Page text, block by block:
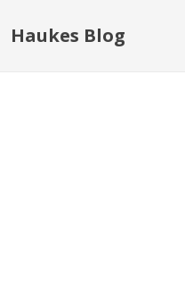
Haukes Blog